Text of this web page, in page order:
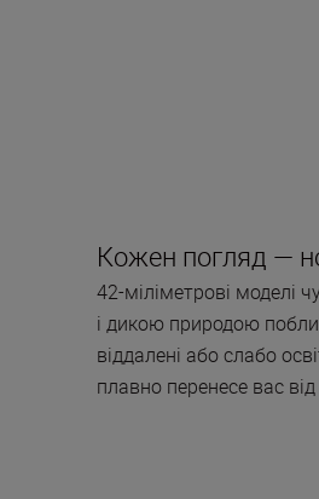
Кожен погляд —
42-міліметрові моделі
і дикою природою
віддалені або слабо
плавно перенесе вас